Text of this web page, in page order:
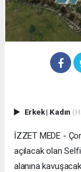
Erkek| Kadın
İZZET MEDE -
açılacak olan
alanına